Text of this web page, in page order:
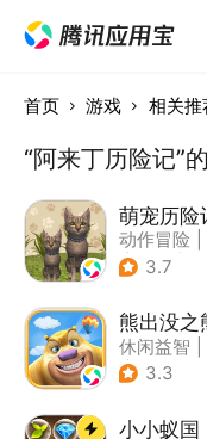
首页 游戏 相关推
“阿来丁历险记”
萌宠历险
动作冒险
| 冒险
3.7
熊出没之
休闲益智
| 田园生活
3.3
小小蚁国